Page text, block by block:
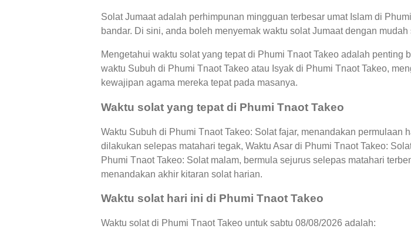
Solat Jumaat adalah perhimpunan mingguan terbesar umat Islam di
bandar. Di sini, anda boleh menyemak waktu solat Jumaat dengan
Mengetahui waktu solat yang tepat di Phumi Tnaot Takeo adalah
waktu Subuh di Phumi Tnaot Takeo atau Isyak di Phumi Tnaot Takeo,
kewajipan agama mereka tepat pada masanya.
Waktu solat yang tepat di Phumi Tnaot Takeo
Waktu Subuh di Phumi Tnaot Takeo: Solat fajar, menandakan permulaan
dilakukan selepas matahari tegak, Waktu Asar di Phumi Tnaot Takeo:
Phumi Tnaot Takeo: Solat malam, bermula sejurus selepas matahari
menandakan akhir kitaran solat harian.
Waktu solat hari ini di Phumi Tnaot Takeo
Waktu solat di Phumi Tnaot Takeo untuk sabtu 08/08/2026 adalah: